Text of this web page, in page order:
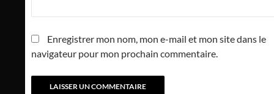
Enregistrer mon nom, mon e-mail et mon site dans le
navigateur pour mon prochain commentaire.